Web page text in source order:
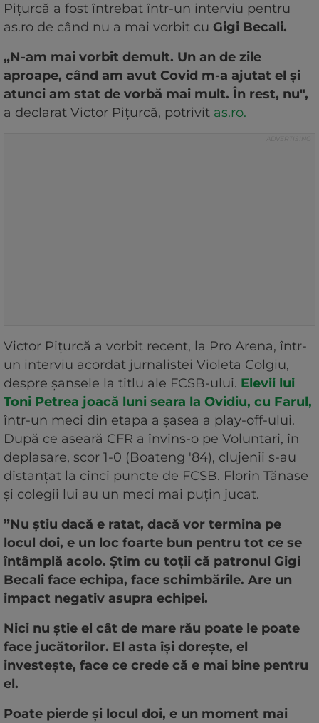
Pițurcă a fost întrebat într-un interviu pentru
as.ro de când nu a mai vorbit cu Gigi Becali.
„N-am mai vorbit demult. Un an de zile
aproape, când am avut Covid m-a ajutat el şi
atunci am stat de vorbă mai mult. În rest, nu",
a declarat Victor Pițurcă, potrivit as.ro.
Victor Pițurcă a vorbit recent, la Pro Arena, într-
un interviu acordat jurnalistei Violeta Colgiu,
despre șansele la titlu ale FCSB-ului. Elevii lui
Toni Petrea joacă luni seara la Ovidiu, cu Farul,
într-un meci din etapa a șasea a play-off-ului.
După ce aseară CFR a învins-o pe Voluntari, în
deplasare, scor 1-0 (Boateng '84), clujenii s-au
distanțat la cinci puncte de FCSB. Florin Tănase
și colegii lui au un meci mai puțin jucat.
”Nu știu dacă e ratat, dacă vor termina pe
locul doi, e un loc foarte bun pentru tot ce se
întâmplă acolo. Știm cu toții că patronul Gigi
Becali face echipa, face schimbările. Are un
impact negativ asupra echipei.
Nici nu știe el cât de mare rău poate le poate
face jucătorilor. El asta își dorește, el
investește, face ce crede că e mai bine pentru
el.
Poate pierde și locul doi, e un moment mai